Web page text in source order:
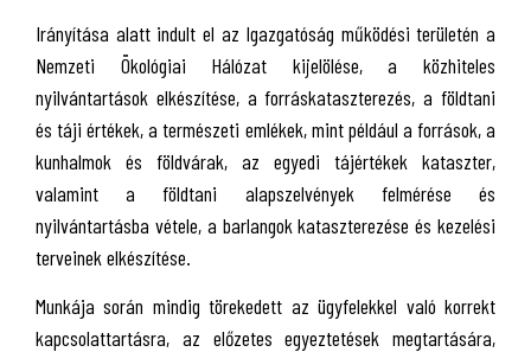
Irányítása alatt indult el az Igazgatóság működési területén a
Nemzeti Ökológiai Hálózat kijelölése, a közhiteles
nyilvántartások elkészítése, a forráskataszterezés, a földtani
és táji értékek, a természeti emlékek, mint például a források, a
kunhalmok és földvárak, az egyedi tájértékek kataszter,
valamint a földtani alapszelvények felmérése és
nyilvántartásba vétele, a barlangok kataszterezése és kezelési
terveinek elkészítése.
Munkája során mindig törekedett az ügyfelekkel való korrekt
kapcsolattartásra, az előzetes egyeztetések megtartására,